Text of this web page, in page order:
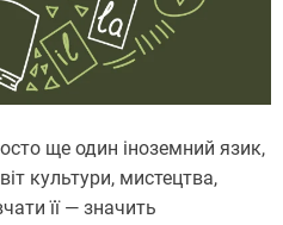
ще один іноземний язик,
культури, мистецтва,
її — значить